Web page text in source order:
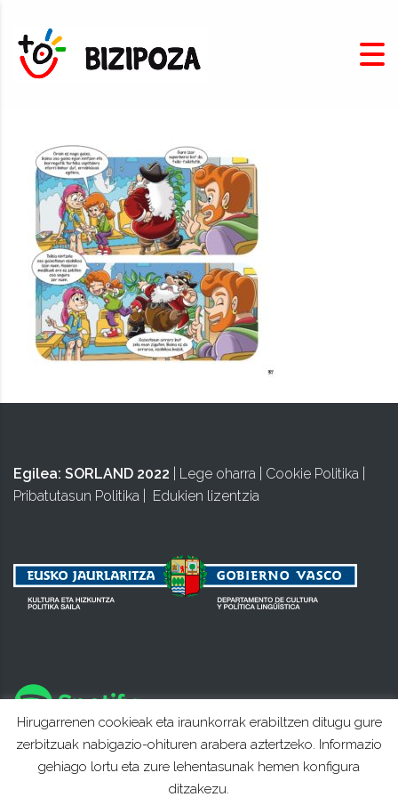
Egilea: SORLAND 2022 Lege oharra Cookie Politika
Pribatutasun Politika
Edukien lizentzia
Hirugarrenen cookieak eta iraunkorrak erabiltzen ditugu gure
zerbitzuak nabigazio-ohituren arabera aztertzeko. Informazio
gehiago lortu eta zure lehentasunak hemen konfigura
ditzakezu.